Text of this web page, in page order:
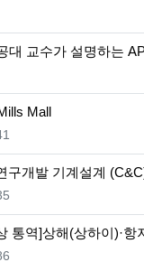
대 교수가 설명하는
Mall
구개발 기계설계
통역]상해(상하이)·항저